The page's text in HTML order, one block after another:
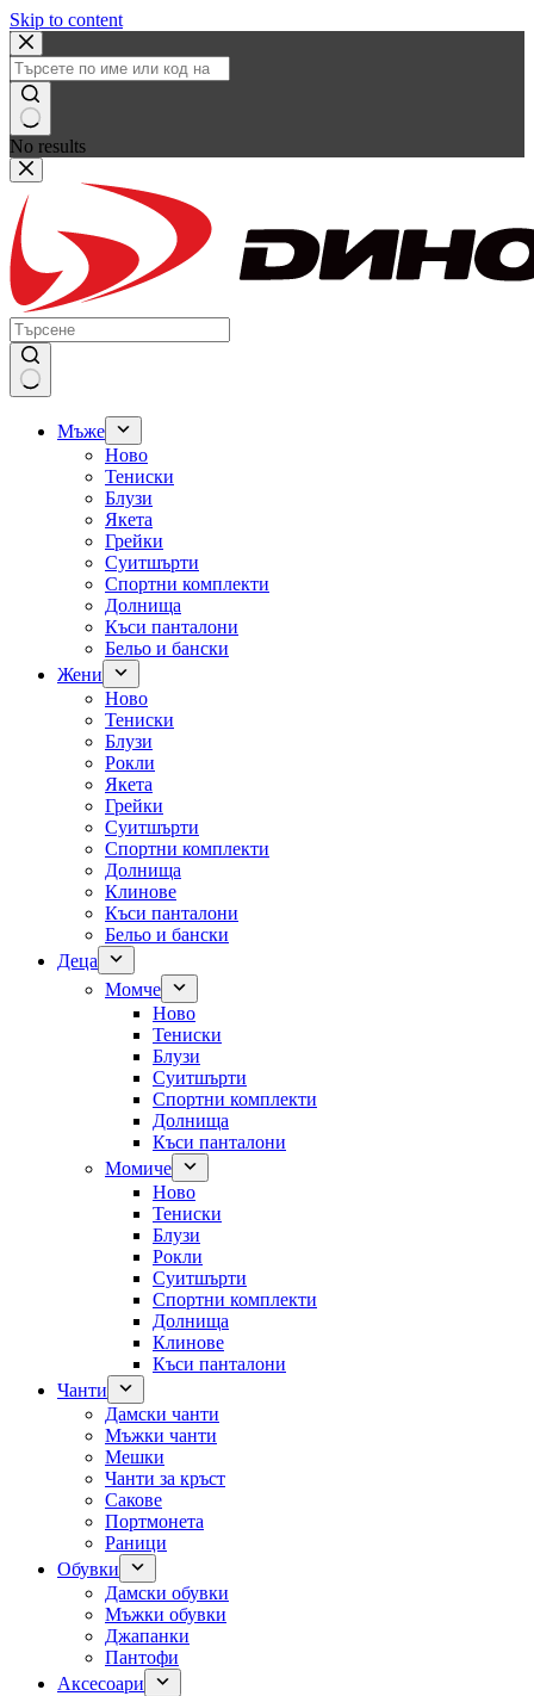
Skip to content
No results
Мъже
Ново
Тениски
Блузи
Якета
Грейки
Суитшърти
Спортни комплекти
Долнища
Къси панталони
Бельо и бански
Жени
Ново
Тениски
Блузи
Рокли
Якета
Грейки
Суитшърти
Спортни комплекти
Долнища
Клинове
Къси панталони
Бельо и бански
Деца
Момче
Ново
Тениски
Блузи
Суитшърти
Спортни комплекти
Долнища
Къси панталони
Момиче
Ново
Тениски
Блузи
Рокли
Суитшърти
Спортни комплекти
Долнища
Клинове
Къси панталони
Чанти
Дамски чанти
Мъжки чанти
Мешки
Чанти за кръст
Сакове
Портмонета
Раници
Обувки
Дамски обувки
Мъжки обувки
Джапанки
Пантофи
Аксесоари